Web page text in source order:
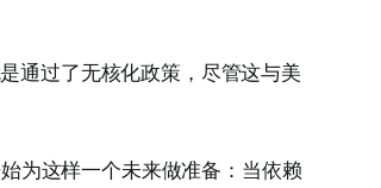
通过了无核化政策，尽管这与美
为这样一个未来做准备：当依赖